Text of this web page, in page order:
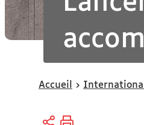
Vous
ici :
Accueil International